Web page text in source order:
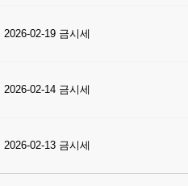
2026-02-19 금시세
2026-02-14 금시세
2026-02-13 금시세